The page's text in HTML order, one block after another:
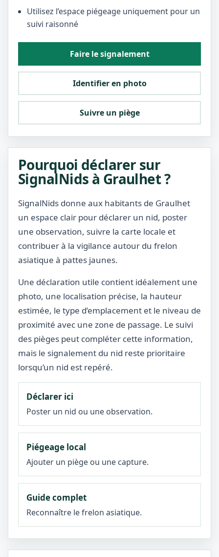
Utilisez l’espace piégeage uniquement pour un
suivi raisonné
Faire le signalement
Identifier en photo
Suivre un piège
Pourquoi déclarer sur
SignalNids à Graulhet ?
SignalNids donne aux habitants de Graulhet
un espace clair pour déclarer un nid, poster
une observation, suivre la carte locale et
contribuer à la vigilance autour du frelon
asiatique à pattes jaunes.
Une déclaration utile contient idéalement une
photo, une localisation précise, la hauteur
estimée, le type d’emplacement et le niveau de
proximité avec une zone de passage. Le suivi
des pièges peut compléter cette information,
mais le signalement du nid reste prioritaire
lorsqu’un nid est repéré.
Déclarer ici
Poster un nid ou une observation.
Piégeage local
Ajouter un piège ou une capture.
Guide complet
Reconnaître le frelon asiatique.